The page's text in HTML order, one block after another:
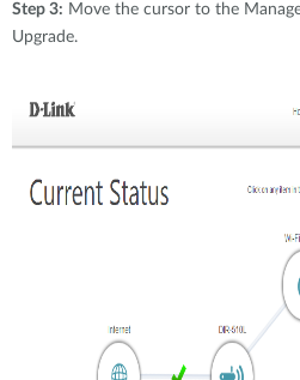
Step 3: Move the cursor to the
Upgrade.